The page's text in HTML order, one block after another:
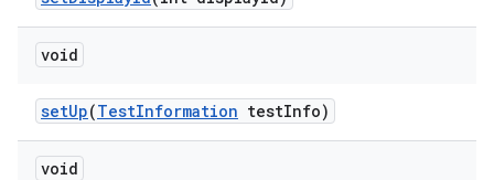
void
setUp(TestInformation testInfo)
void